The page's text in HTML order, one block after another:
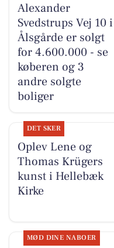
Alexander
Svedstrups Vej 10 i
Ålsgårde er solgt
for 4.600.000 - se
køberen og 3
andre solgte
boliger
DET SKER
Oplev Lene og
Thomas Krügers
kunst i Hellebæk
Kirke
MØD DINE NABOER